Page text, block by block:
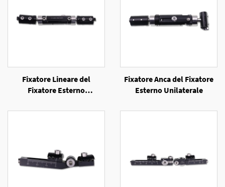
Fixatore Lineare del
Fixatore Esterno
Fixatore Anca del Fixatore
Esterno Unilaterale